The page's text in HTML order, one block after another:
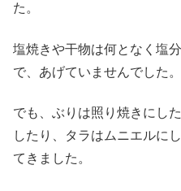
た。
塩焼きや干物は何となく塩
で、あげていませんでした。
でも、ぶりは照り焼きにし
したり、タラはムニエルに
てきました。